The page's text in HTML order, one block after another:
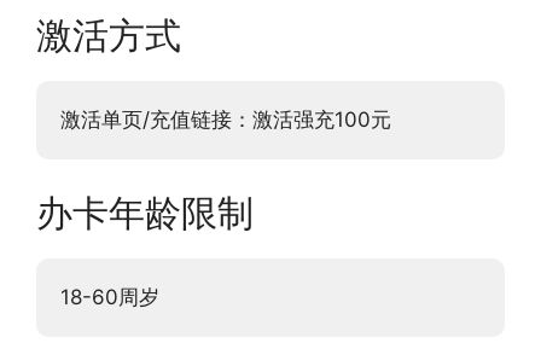
激活方式
激活单页/充值链接：激活强充100元
办卡年龄限制
18-60周岁